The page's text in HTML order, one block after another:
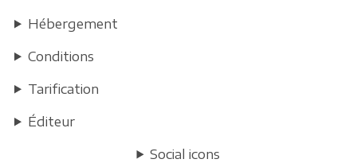
Hébergement
Conditions
Tarification
Éditeur
Social icons